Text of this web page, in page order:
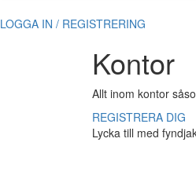
LOGGA IN / REGISTRERING
Kontor
Allt inom kontor
REGISTRERA DIG
Lycka till med